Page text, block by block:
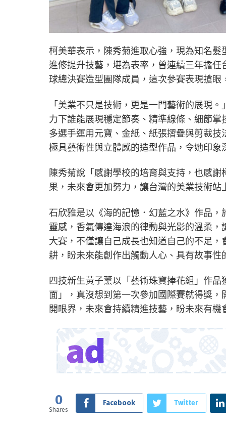
柯美華表示，陳秀菊進取心強，現為知名
進修提升技藝，堪為表率，曾連續三年擔
球總決賽造型團隊成員，這次參賽表現搶眼
「美業不只是技術，更是一門藝術的展現
力下誰能展現穩定節奏、精準線條、細節
多選手運用元寶、金紙、紙張摺疊與剪裁
極具藝術性與立體感的造型作品，令她印象
陳秀菊說「感謝學校的培育與支持，也感
果，未來會更加努力，讓台灣的美業技術站
石欣雅是以《海的記憶．幻藍之水》作品
靈感，香氣傳達海浪的律動與光影的溫柔
大賽，不僅讓自己成長也知道自己的不足
耕，盼未來能創作出觸動人心、具有故事性
四技新生黃子薰以「藝術珠寶捧花組」作
面」，真沒想到第一次參加國際賽就得獎
開眼界，未來會持續精進技藝，盼未來有
0
Shares
Facebook Twitter